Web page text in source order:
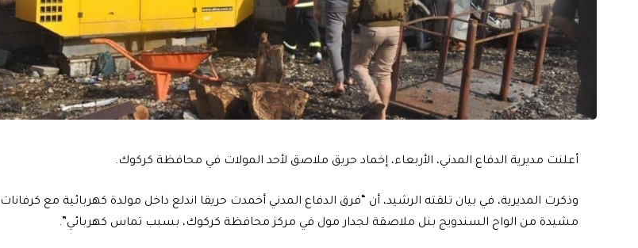
أعلنت مديرية الدفاع المدني، الأربعاء، إخماد حريق ملاصق لأحد المولات في محافظة كركوك.
وذكرت المديرية، في بيان تلقته الرشيد، أن “فرق الدفاع المدني أخمدت حريقا اندلع داخل مولدة كهربائية مع كرفانات
مشيدة من الواح السندويج بنل ملاصقة لجدار مول في مركز محافظة كركوك، بسبب تماس كهربائي”.